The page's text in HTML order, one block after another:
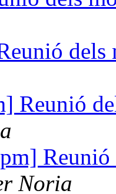
Reunió
Noria